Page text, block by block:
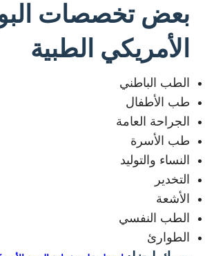
بعض تخصصات
الأمريكي الطبية
الطب الباطني
طب الأطفال
الجراحة العامة
طب الأسرة
النساء والتوليد
التخدير
الأشعة
الطب النفسي
الطوارئ